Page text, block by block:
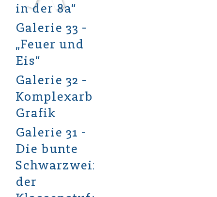
in der 8a“
Galerie 33 -
„Feuer und
Eis“
Galerie 32 -
Komplexarbeit
Grafik
Galerie 31 -
Die bunte
Schwarzweißwelt
der